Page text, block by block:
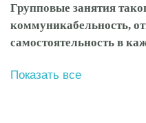
Групповые занятия
коммуникабельность,
самостоятельность в
Показать все